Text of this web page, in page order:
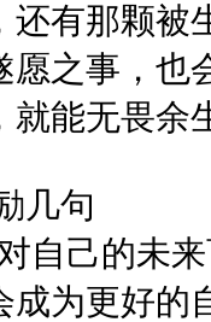
还有那颗被
愿之事，也
就能无畏余
几句
自己的未
成为更好的